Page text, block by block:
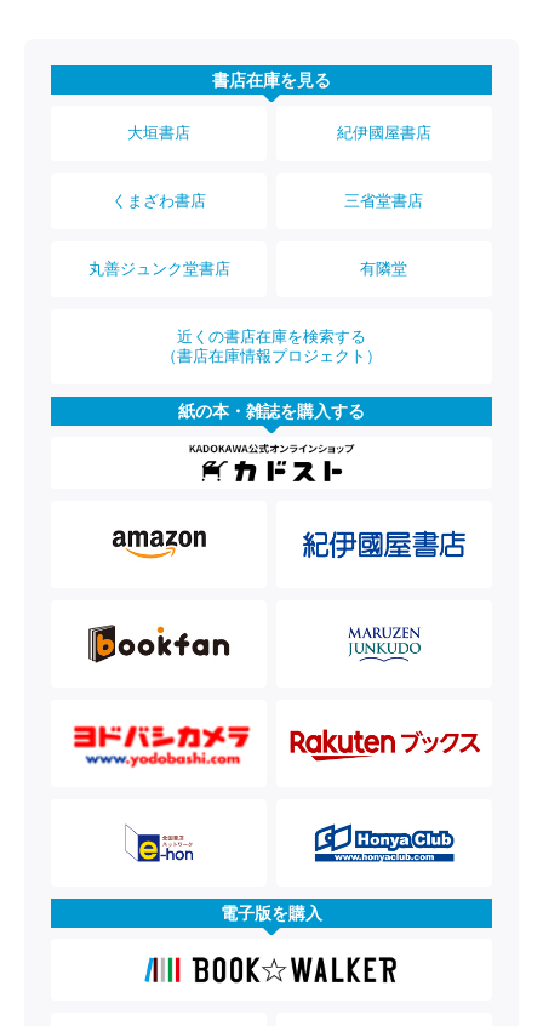
書店在庫を見る
大垣書店 紀伊國屋書店
くまざわ書店 三省堂書店
丸善ジュンク堂書店 有隣堂
近くの書店在庫を検索する
（書店在庫情報プロジェクト）
紙の本・雑誌を購入する
電子版を購入